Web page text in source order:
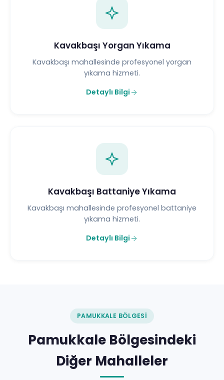
Kavakbaşı Yorgan Yıkama
Kavakbaşı mahallesinde profesyonel yorgan
yıkama hizmeti.
Detaylı Bilgi
Kavakbaşı Battaniye Yıkama
Kavakbaşı mahallesinde profesyonel battaniye
yıkama hizmeti.
Detaylı Bilgi
PAMUKKALE BÖLGESI
Pamukkale Bölgesindeki
Diğer Mahalleler